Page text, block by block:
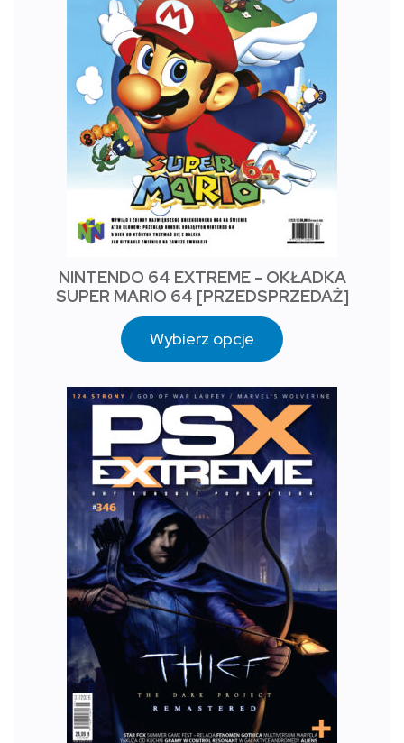
NINTENDO 64 EXTREME - OKŁADKA
SUPER MARIO 64 [PRZEDSPRZEDAŻ]
Wybierz opcje